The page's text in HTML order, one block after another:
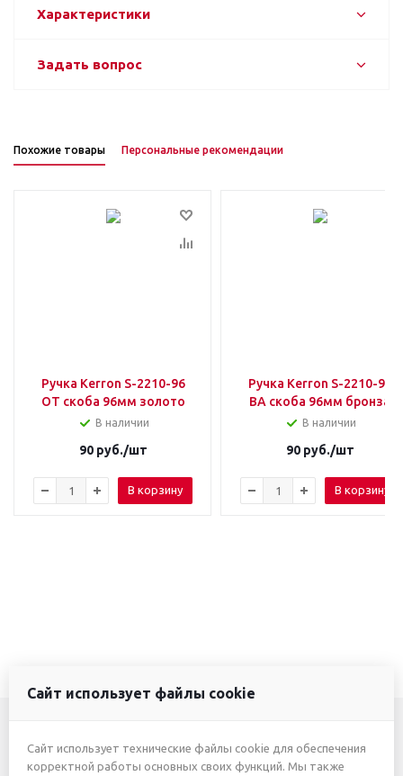
Характеристики
Задать вопрос
Похожие товары Персональные рекомендации
Ручка Kerron S-2210-96
ОТ скоба 96мм золото
В наличии
90руб./шт
В корзину
Ручка Kerron S-2210-96
ВА скоба 96мм бронза
В наличии
90руб./шт
В корзину
+7 (3412) 46-7777
Сайт использует файлы cookie
Сайт использует технические файлы cookie для обеспечения
корректной работы основных своих функций. Мы также